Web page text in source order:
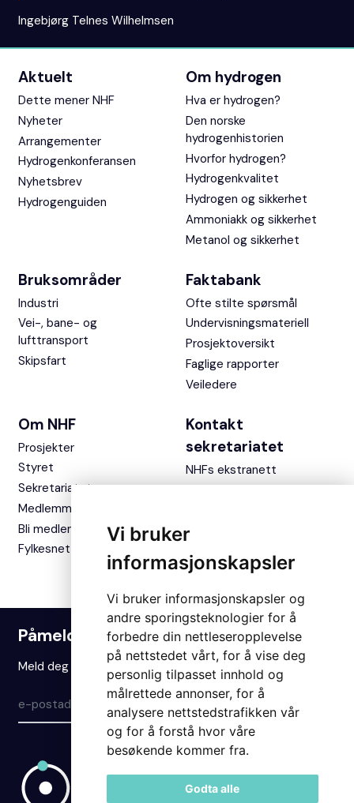
Vi bruker
informasjonskapsler
Vi bruker informasjonskapsler og
andre sporingsteknologier for å
forbedre din nettleseropplevelse
på nettstedet vårt, for å vise deg
personlig tilpasset innhold og
målrettede annonser, for å
analysere nettstedstrafikken vår
og for å forstå hvor våre
besøkende kommer fra.
Godta alle
Ingebjørg Telnes Wilhelmsen
Aktuelt
Dette mener NHF
Nyheter
Arrangementer
Hydrogenkonferansen
Nyhetsbrev
Hydrogenguiden
Om hydrogen
Hva er hydrogen?
Den norske
hydrogenhistorien
Hvorfor hydrogen?
Hydrogenkvalitet
Hydrogen og sikkerhet
Ammoniakk og sikkerhet
Metanol og sikkerhet
Bruksområder
Industri
Vei-, bane- og
lufttransport
Skipsfart
Faktabank
Ofte stilte spørsmål
Undervisningsmateriell
Prosjektoversikt
Faglige rapporter
Veiledere
Om NHF
Prosjekter
Styret
Sekretariatet
Medlemmer
Bli medlem
Fylkesnettverket
Kontakt
sekretariatet
NHFs ekstranett
Påmelding nyhetsbrev
Meld deg på vårt nyhetsbrev for å holde deg oppdatert.
Meld på